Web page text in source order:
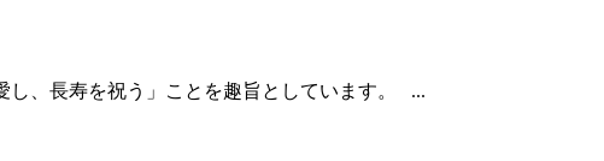
、長寿を祝う」ことを趣旨としています。 ...